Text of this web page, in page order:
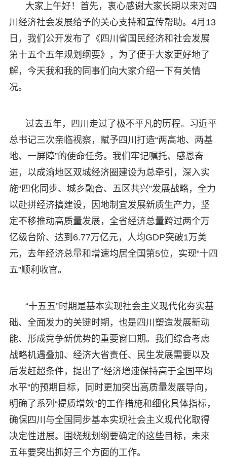
大家上午好！首先，衷心感谢大家长期以来对四
川经济社会发展给予的关心支持和宣传帮助。4月13
日，我们公开发布了《四川省国民经济和社会发展
第十五个五年规划纲要》，为了便于大家更好地了
解，今天我和我的同事们向大家介绍一下有关情
况。
过去五年，四川走过了极不平凡的历程。习近平
总书记三次亲临视察，赋予四川打造“两高地、两基
地、一屏障”的使命任务。我们牢记嘱托、感恩奋
进，以成渝地区双城经济圈建设为总牵引，深入实
施“四化同步、城乡融合、五区共兴”发展战略，全力
以赴拼经济搞建设，因地制宜发展新质生产力，坚
定不移推动高质量发展，全省经济总量跨过两个万
亿级台阶、达到6.77万亿元，人均GDP突破1万美
元，去年经济总量和增速均居全国第5位，实现“十四
五”顺利收官。
“十五五”时期是基本实现社会主义现代化夯实基
础、全面发力的关键时期，也是四川塑造发展新动
能、形成竞争新优势的重要窗口期。我们综合考虑
战略机遇叠加、经济大省责任、民生发展需要以及
后发赶超条件，提出了“经济增速保持高于全国平均
水平”的预期目标，同时更加突出高质量发展导向，
明确了系列“提质增效”的工作措施和细化具体指标，
确保四川与全国同步基本实现社会主义现代化取得
决定性进展。围绕规划纲要确定的这些目标，未来
五年要突出抓好三个方面的工作。